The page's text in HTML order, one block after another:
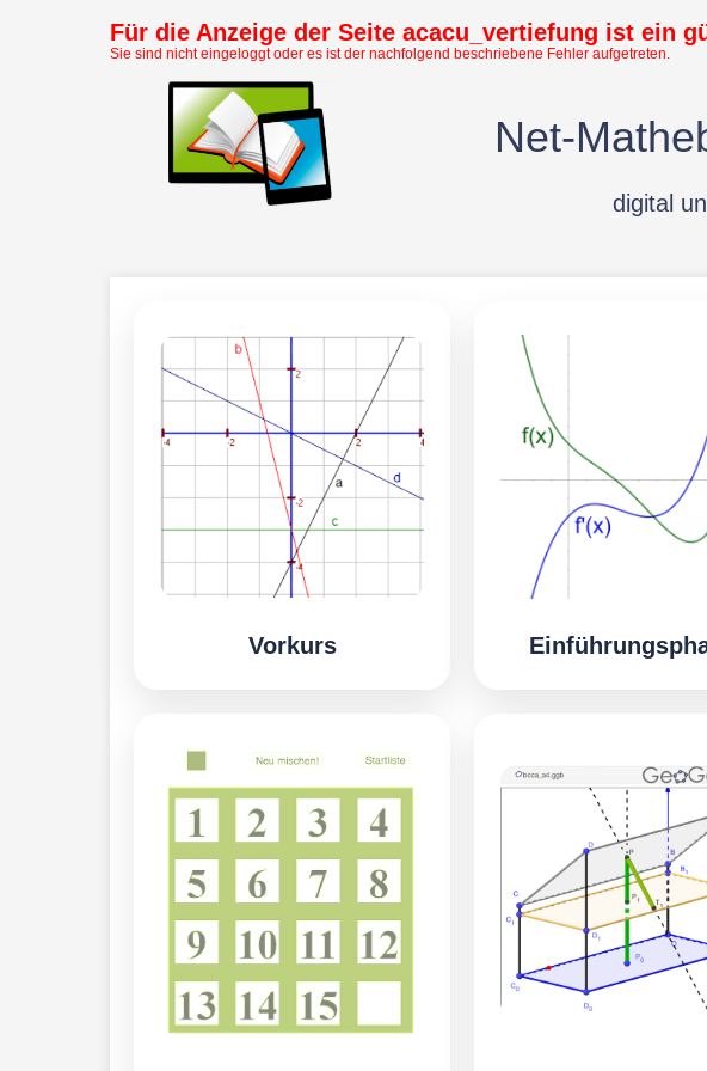
Für die Anzeige der Seite acacu_vertiefung ist ein
Sie sind nicht eingeloggt oder es ist der nachfolgend beschriebene Fehler aufgetreten.
Net-
digital
Vorkurs